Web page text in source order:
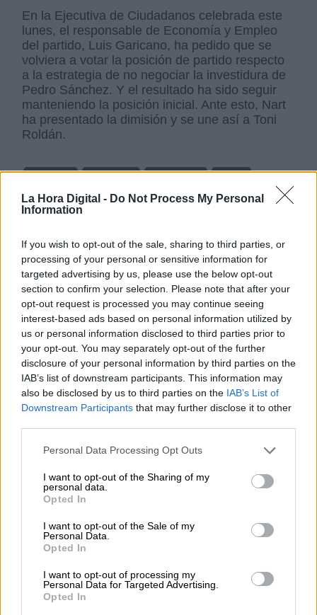
La Hora Digital - Do Not Process My Personal
Information
If you wish to opt-out of the sale, sharing to third parties, or
processing of your personal or sensitive information for
targeted advertising by us, please use the below opt-out
section to confirm your selection. Please note that after your
opt-out request is processed you may continue seeing
interest-based ads based on personal information utilized by
us or personal information disclosed to third parties prior to
your opt-out. You may separately opt-out of the further
disclosure of your personal information by third parties on the
IAB’s list of downstream participants. This information may
also be disclosed by us to third parties on the IAB’s List of
Downstream Participants that may further disclose it to other
Personal Data Processing Opt Outs
I want to opt-out of the Sharing of my
personal data.
Opted In
I want to opt-out of the Sale of my
Personal Data.
Opted In
I want to opt-out of processing my
Personal Data for Targeted Advertising.
Opted In
En la Ejecutiva de Ciudadanos celebrada este
lunes, el responsable de Economía y Empleo
del partido, Luis Garicano, ha pedido que se
volviera a votar la posición de partido respecto
a la estrategia de no negociar la investidura de
Pedro Sánchez. Y el resultado ha sido seguir
manteniendo la posición inicial. Ante esto, Nart
ha presentado la dimisión y se une así a Toni
Roldán.
Javier Nart Ciudadanos Albert Rivera
PActos
Toni Roldán
Albert Rivera Inés Arrimadas
Los líderes de Ciudadanos dicen
"No" al PP